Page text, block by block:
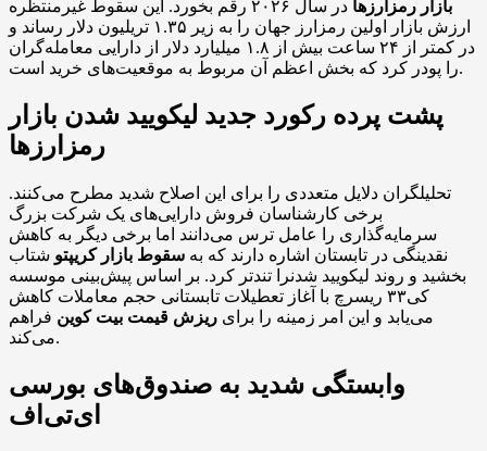
بازار رمزارزها
در سال ۲۰۲۶ رقم بخورد. این سقوط غیرمنتظره
ارزش بازار اولین رمزارز جهان را به زیر ۱.۳۵ تریلیون دلار رساند و
در کمتر از ۲۴ ساعت بیش از ۱.۸ میلیارد دلار از دارایی معامله‌گران
را پودر کرد که بخش اعظم آن مربوط به موقعیت‌های خرید است.
پشت پرده رکورد جدید لیکویید شدن بازار
رمزارزها
تحلیلگران دلایل متعددی را برای این اصلاح شدید مطرح می‌کنند.
برخی کارشناسان فروش دارایی‌های یک شرکت بزرگ
سرمایه‌گذاری را عامل ترس می‌دانند اما برخی دیگر به کاهش
نقدینگی در تابستان اشاره دارند که به سقوط بازار کریپتو شتاب
بخشید و روند لیکویید شدنرا تندتر کرد. بر اساس پیش‌بینی موسسه
کی۳۳ ریسرچ با آغاز تعطیلات تابستانی حجم معاملات کاهش
می‌یابد و این امر زمینه را برای ریزش قیمت بیت کوین فراهم
می‌کند.
وابستگی شدید به صندوق‌های بورسی
ای‌تی‌اف